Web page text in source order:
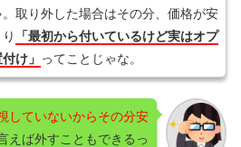
取り外した場合はその分、価格が安
「最初から付いているけど実はオプ
け」 ってことじゃな。
していないからその分安
えば外すこともできるっ